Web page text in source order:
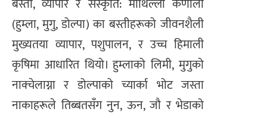
(हुम्ला, मुगु, डोल्पा) का बस्तीहरूको जीवनशैली
मुख्यतया व्यापार, पशुपालन, र उच्च हिमाली
कृषिमा आधारित थियो। हुम्लाको लिमी, मुगुको
नाक्चेलाग्ना र डोल्पाको च्यार्का भोट जस्ता
नाकाहरूले तिब्बतसँग नुन, ऊन, जौ र भेडाको